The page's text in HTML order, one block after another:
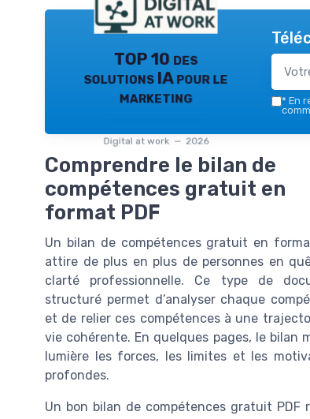
TOP 10 des
solutions IA pour le
marketing
Digital at work — 2026
* En
Comprendre le bilan de
compétences gratuit en
format PDF
Un bilan de compétences gratuit en
attire de plus en plus de personnes en
clarté professionnelle. Ce type de
structuré permet d’analyser chaque
et de relier ces compétences à une
vie cohérente. En quelques pages, le bilan
lumière les forces, les limites et les
profondes.
Un bon bilan de compétences gratuit PDF